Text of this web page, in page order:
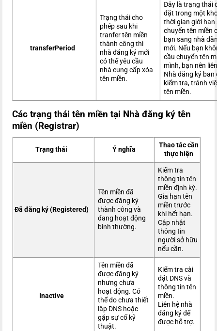
transferPeriod
Trạng thái cho
phép sau khi
tranfer tên miền
thành công thì
nhà đăng ký mới
có thể yêu cầu
nhà cung cấp xóa
tên miền.
Đây là trạng thái
đặt trong một
thời gian giới hạn
chuyển tên miền
bạn sang nhà
mới. Nếu bạn
cầu chuyển tên
mình, bạn nên
Nhà đăng ký ban
kiểm tra, tránh
tên miền.
Các trạng thái tên miền tại Nhà đăng ký tên
miền (Registrar)
Trạng thái Ý nghĩa
Thao tác cần
thực hiện
Đã đăng ký (Registered)
Tên miền đã
được đăng ký
thành công và
đang hoạt động
bình thường.
Kiểm tra
thông tin tên
miền định kỳ.
Gia hạn tên
miền trước
khi hết hạn.
Cập nhật
thông tin
người sở hữu
nếu cần.
Inactive
Tên miền đã
được đăng ký
nhưng chưa
hoạt động. Có
thể do chưa thiết
lập DNS hoặc
gặp sự cố kỹ
thuật.
Kiểm tra cài
đặt DNS và
thông tin tên
miền.
Liên hệ nhà
đăng ký để
được hỗ trợ.